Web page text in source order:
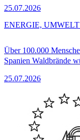
25.07.2026
Über 100.000
Spanien Waldbrände
25.07.2026
ENERGIE,